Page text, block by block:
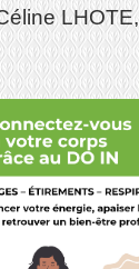
LHOTE,